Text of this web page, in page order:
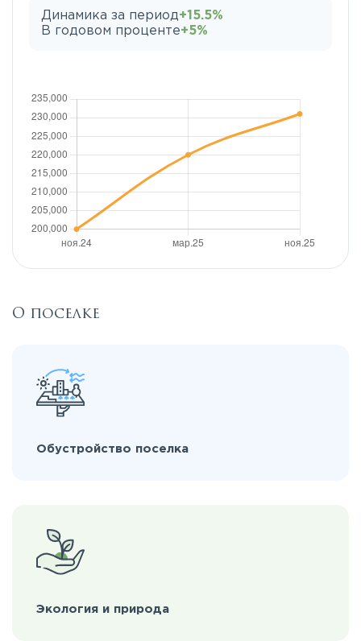
Динамика за период+15.5%
В годовом проценте+5%
О поселке
Обустройство поселка
Экология и природа